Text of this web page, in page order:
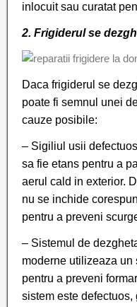
inlocuit sau curatat
2. Frigiderul se
Daca frigiderul se
poate fi semnul unei
cauze posibile:
– Sigiliul usii
sa fie etans pentru a
aerul cald in exterior.
nu se inchide
pentru a preveni
– Sistemul de
moderne utilizeaza un
pentru a preveni
sistem este